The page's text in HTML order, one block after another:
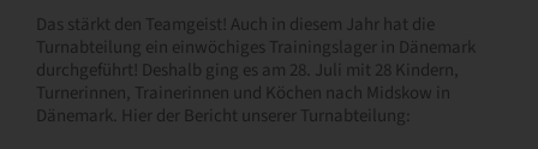
Das stärkt den Teamgeist! Auch in diesem Jahr hat die
Turnabteilung ein einwöchiges Trainingslager in Dänemark
durchgeführt! Deshalb ging es am 28. Juli mit 28 Kindern,
Turnerinnen, Trainerinnen und Köchen nach Midskow in
Dänemark. Hier der Bericht unserer Turnabteilung: